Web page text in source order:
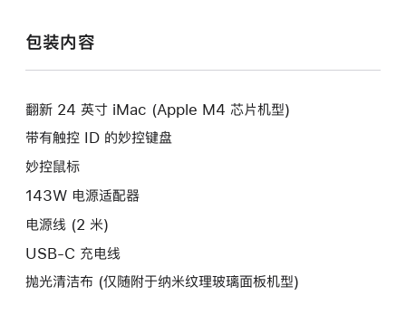
口。
新
窗
包装内容
翻新 24 英寸 iMac (Apple M4 芯片机型)
带有触控 ID 的妙控键盘
妙控鼠标
143W 电源适配器
电源线 (2 米)
USB-C 充电线
抛光清洁布 (仅随附于纳米纹理玻璃面板机型)